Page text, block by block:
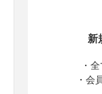
新
・
・会